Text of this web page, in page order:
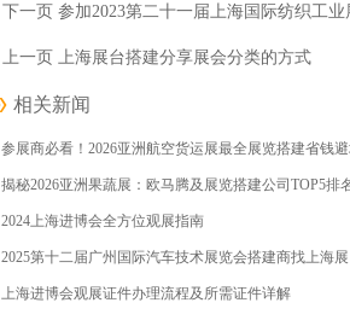
智利共和国上海商务处
下一页 参加2023第二十一届上海国际纺织工
上一页 上海展台搭建分享展会分类的方式
相关新闻
参展商必看！2026亚洲航空货运展最全展览搭建省钱
揭秘2026亚洲果蔬展：欧马腾及展览搭建公司TOP5排
2024上海进博会全方位观展指南
2025第十二届广州国际汽车技术展览会搭建商找上海
上海进博会观展证件办理流程及所需证件详解